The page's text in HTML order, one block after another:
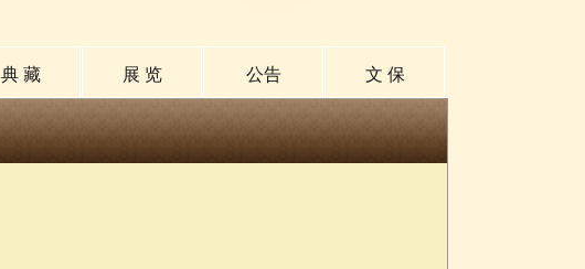
典 藏 展 览 公告 文 保